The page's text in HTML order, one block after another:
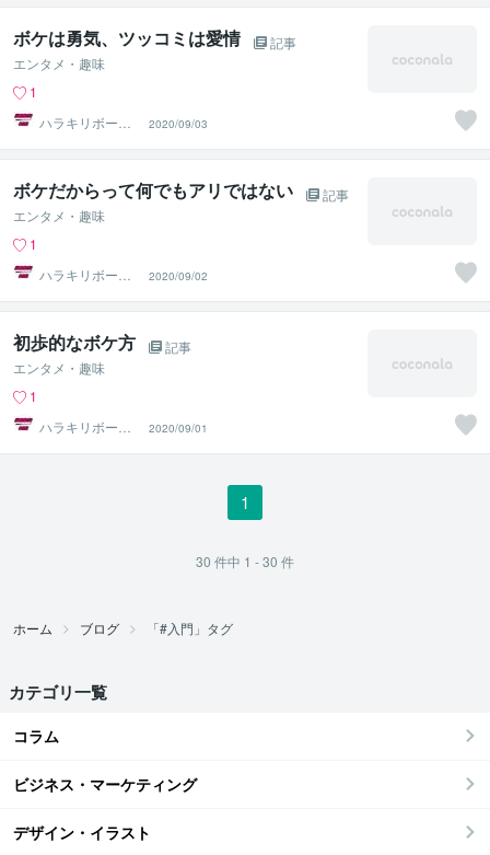
ボケは勇気、ツッコミは愛情
記事
エンタメ・趣味
1
ハラキリボーイ
ズ そり
2020/09/03
ボケだからって何でもアリではない
記事
エンタメ・趣味
1
ハラキリボーイ
ズ そり
2020/09/02
初歩的なボケ方
記事
エンタメ・趣味
1
ハラキリボーイ
ズ そり
2020/09/01
1
30 件中 1 - 30 件
ホーム ブログ 「#入門」タグ
カテゴリ一覧
コラム
ビジネス・マーケティング
デザイン・イラスト